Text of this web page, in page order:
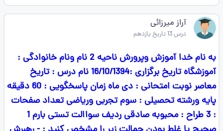
آراز میرزائی
درس 13 تاریخ یازدهم
به نام خدا آموزش وپرورش ناحیه 2 نام ونام خانوادگی :
آموزشگاه تاریخ برگزاری :16/10/1394 نام درس : تاریخ
معاصر نوبت امتحانی : دی ماه زمان پاسخگویی : 60 دقیقه
پایه ورشته تحصیلی : سوم تجربی وریاضی تعداد صفحات
: 3 طراح : محبوبه صادقی ردیف سواالت تستی بارم 1